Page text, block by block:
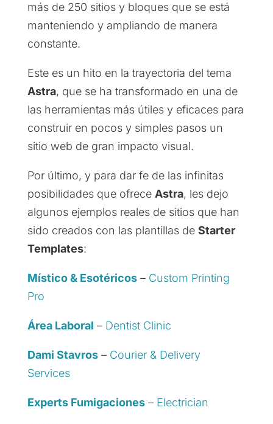
más de 250 sitios y bloques que se está
manteniendo y ampliando de manera
constante.
Este es un hito en la trayectoria del tema
Astra, que se ha transformado en una de
las herramientas más útiles y eficaces para
construir en pocos y simples pasos un
sitio web de gran impacto visual.
Por último, y para dar fe de las infinitas
posibilidades que ofrece Astra, les dejo
algunos ejemplos reales de sitios que han
sido creados con las plantillas de Starter
Templates:
Místico & Esotéricos– Custom Printing
Pro
Área Laboral – Dentist Clinic
Dami Stavros– Courier & Delivery
Services
Experts Fumigaciones– Electrician